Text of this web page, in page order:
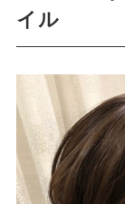
イル